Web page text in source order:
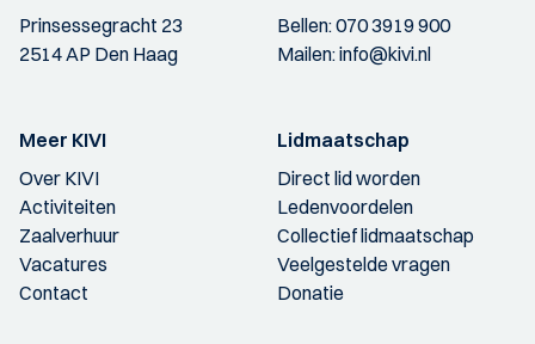
Prinsessegracht 23
2514 AP Den Haag
Bellen:070 3919 900
Mailen:info@kivi.nl
Meer KIVI
Over KIVI
Activiteiten
Zaalverhuur
Vacatures
Contact
Lidmaatschap
Direct lid worden
Ledenvoordelen
Collectief lidmaatschap
Veelgestelde vragen
Donatie